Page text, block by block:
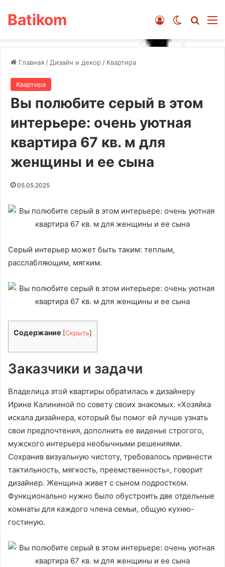
Batikom Switch skin
Войти
Главная / Дизайн и декор / Квартира
Квартира
Вы полюбите серый в этом
интерьере: очень уютная
квартира 67 кв. м для
женщины и ее сына
05.05.2025
Серый интерьер может быть таким: теплым,
расслабляющим, мягким.
Содержание [Скрыть]
Заказчики и задачи
Владелица этой квартиры обратилась к дизайнеру
Ирине Калининой по совету своих знакомых. «Хозяйка
искала дизайнера, который бы помог ей лучше узнать
свои предпочтения, дополнить ее виденье строгого,
мужского интерьера необычными решениями.
Сохранив визуальную чистоту, требовалось привнести
тактильность, мягкость, преемственность», говорит
дизайнер. Женщина живет с сыном подростком.
Функционально нужно было обустроить две отдельные
комнаты для каждого члена семьи, общую кухню-
гостиную.